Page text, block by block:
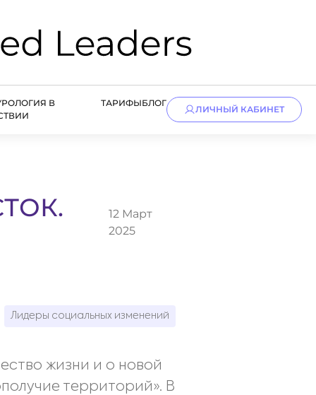
В
ТАРИФЫБЛОГ
ЛИЧНЫЙ КАБИНЕТ
12 Март
2025
Лидеры социальных изменений
жизни и о новой
территорий». В